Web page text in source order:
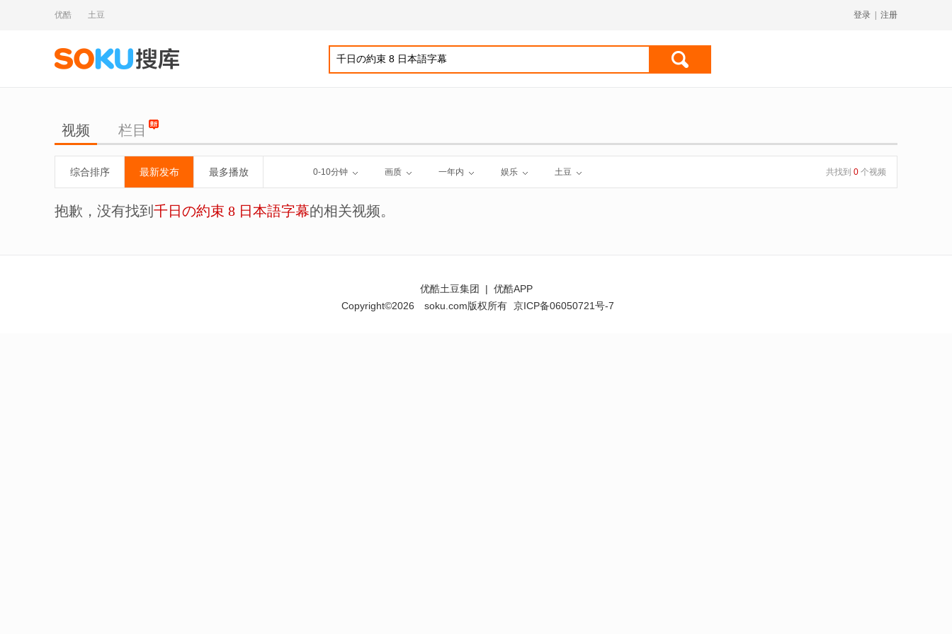
优酷 土豆 登录 注册
视频 栏目
综合排序 最新发布 最多播放 0-10分钟 画质 一年内 娱乐 土豆 共找到 0 个视频
抱歉，没有找到 千日の約束 8 日本語字幕的相关视频。
优酷土豆集团 | 优酷APP
Copyright©2026
soku.com版权所有 京ICP备06050721号-7